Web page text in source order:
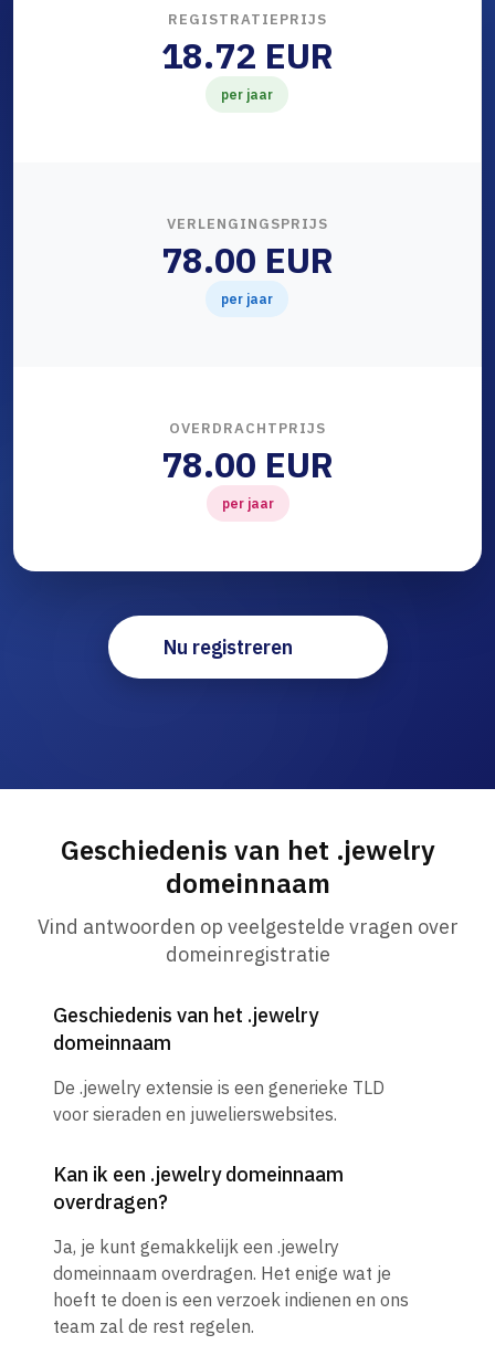
REGISTRATIEPRIJS
18.72 EUR
per jaar
VERLENGINGSPRIJS
78.00 EUR
per jaar
OVERDRACHTPRIJS
78.00 EUR
per jaar
Nu registreren
Geschiedenis van het .jewelry
domeinnaam
Vind antwoorden op veelgestelde vragen over
domeinregistratie
Geschiedenis van het .jewelry
domeinnaam
De .jewelry extensie is een generieke TLD
voor sieraden en juwelierswebsites.
Kan ik een .jewelry domeinnaam
overdragen?
Ja, je kunt gemakkelijk een .jewelry
domeinnaam overdragen. Het enige wat je
hoeft te doen is een verzoek indienen en ons
team zal de rest regelen.